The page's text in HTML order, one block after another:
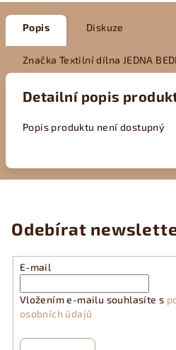
Popis Diskuze
Značka Textilní dílna JEDNA
Detailní popis
Popis produktu není dostupný
Odebírat
E-mail
Vložením e-mailu souhlasíte s
osobních údajů